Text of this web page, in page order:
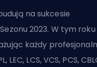
na sukcesie
2023. W tym roku
każdy
LCS, VCS, PCS,